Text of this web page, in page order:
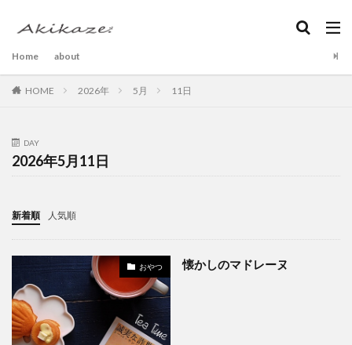
Home about
HOME 2026年 5月 11日
DAY
2026年5月11日
新着順 人気順
おやつ 懐かしのマドレーヌ